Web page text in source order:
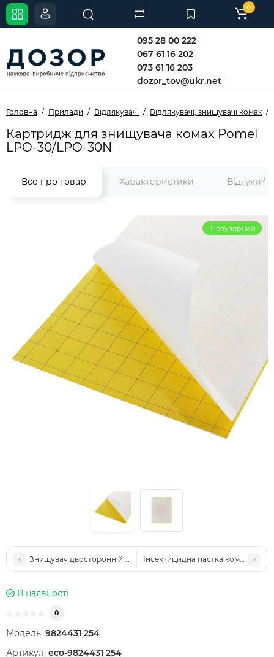
095 28 00 222
067 61 16 202
073 61 16 203
dozor_tov@ukr.net
0
Головна Прилади Відлякувачі Відлякувачі, знищувачі комах
Картридж для знищувача комах Pomel
LPO-30/LPO-30N
Все про товар Характеристики Відгуки0
Популярний
Знищувач двосторонній з клейким папером Pomel DUO LT-30
Інсектицидна пастка комах із
В наявності
0
Модель: 9824431 254
Артикул: eco-9824431 254